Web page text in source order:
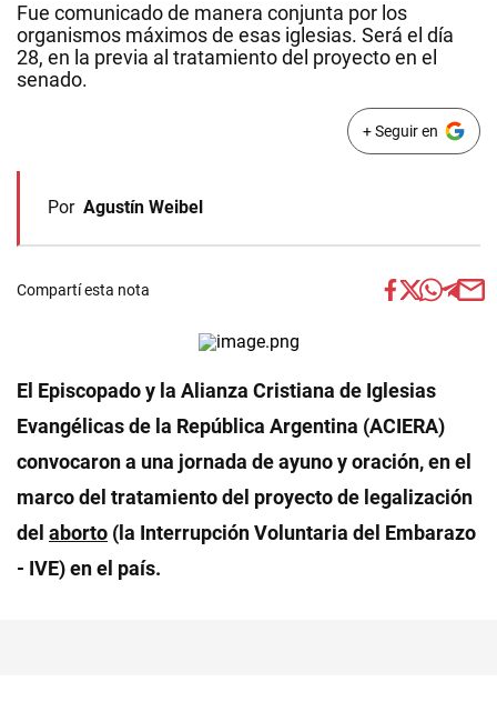
Fue comunicado de manera conjunta por los
organismos máximos de esas iglesias. Será el día
28, en la previa al tratamiento del proyecto en el
senado.
+ Seguir en
Por Agustín Weibel
Compartí esta nota
El Episcopado y la Alianza Cristiana de Iglesias
Evangélicas de la República Argentina (ACIERA)
convocaron a una jornada de ayuno y oración, en el
marco del tratamiento del proyecto de legalización
del aborto (la Interrupción Voluntaria del Embarazo
- IVE) en el país.